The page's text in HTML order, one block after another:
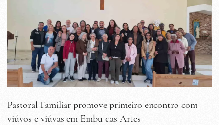
Pastoral Familiar promove primeiro encontro com
viúvos e viúvas em Embu das Artes